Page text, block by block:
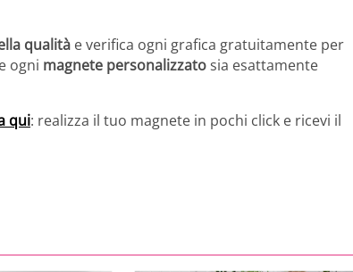
qualità e verifica ogni grafica gratuitamente per
ogni magnete personalizzatosia esattamente
qui: realizza il tuo magnete in pochi click e ricevi il